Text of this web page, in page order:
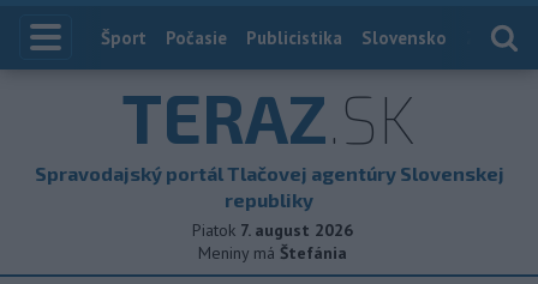
Index
Šport Počasie Publicistika Slovensko
TERAZ.SK
Spravodajský portál Tlačovej agentúry Slovenskej
republiky
Piatok 7. august 2026
Meniny má Štefánia